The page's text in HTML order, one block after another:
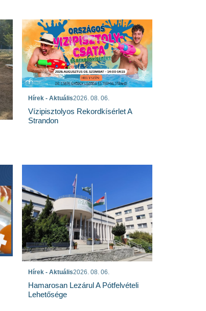
Hírek - Aktuális2026. 08. 06.
Vízipisztolyos Rekordkísérlet A
Strandon
Hírek - Aktuális2026. 08. 06.
Hamarosan Lezárul A Pótfelvételi
Lehetősége